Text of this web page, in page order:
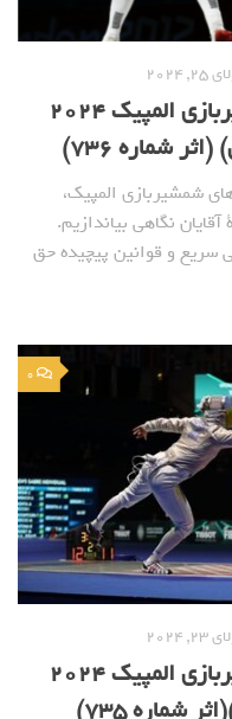
آشنایی با ستاره های شمشیربازی المپیک 2024
شماره 736)
شمشیربازی المپیک،
نگاهی بیاندازیم.
و قوانین پیچیده حق
0
آشنایی با ستاره های شمشیربازی المپیک 2024
735)